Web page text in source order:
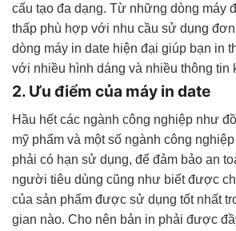
cấu tạo đa dạng. Từ những dòng máy
thấp phù hợp với nhu cầu sử dụng
dòng máy in date hiện đại giúp bạn in
với nhiều hình dáng và nhiều thông tin
2. Ưu điểm của máy in date
Hầu hết các ngành công nghiệp như
mỹ phẩm và một số ngành công
phải có hạn sử dụng, để đảm bảo an
người tiêu dùng cũng như biết được
của sản phẩm được sử dụng tốt nhất
gian nào. Cho nên bản in phải được